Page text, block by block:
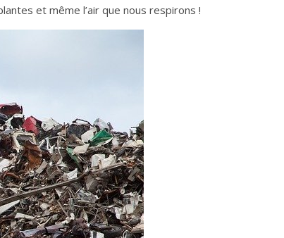
et même l’air que nous respirons !